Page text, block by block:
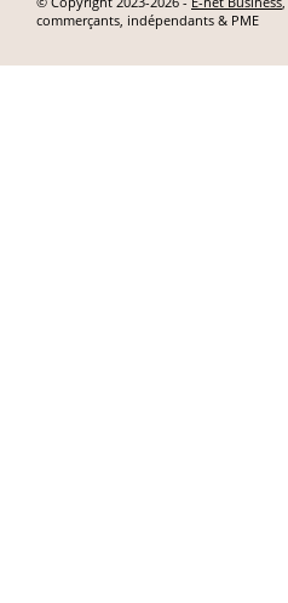
commerçants, indépendants & PME